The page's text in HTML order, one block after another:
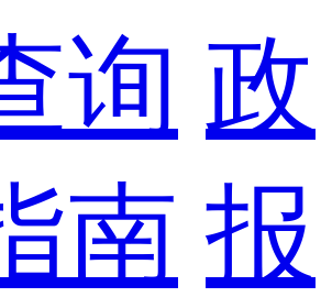
询 政
南 报